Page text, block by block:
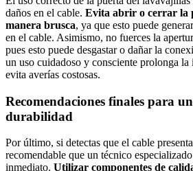
daños en el cable. Evita abrir o cerrar la
manera brusca, ya que esto puede
en el cable. Asimismo, no fuerces la
pues esto puede desgastar o dañar la
un uso cuidadoso y consciente prolonga
evita averías costosas.
Recomendaciones finales para
durabilidad
Por último, si detectas que el cable
recomendable que un técnico
inmediato. Utilizar componentes de